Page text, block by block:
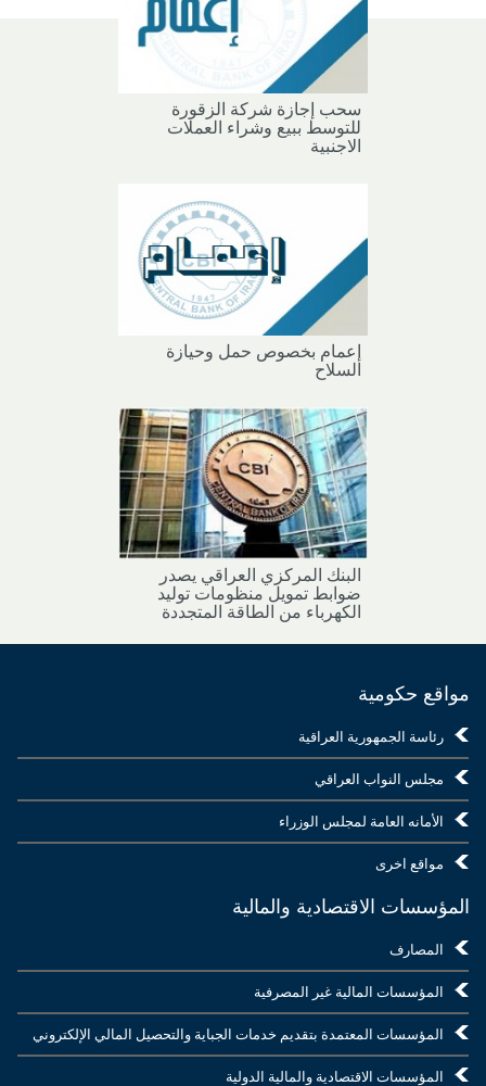
سحب إجازة شركة الزقورة
للتوسط ببيع وشراء العملات
الاجنبية
إعمام بخصوص حمل وحيازة
السلاح
البنك المركزي العراقي يصدر
ضوابط تمويل منظومات توليد
الكهرباء من الطاقة المتجددة
مواقع حكومية
رئاسة الجمهورية العراقية
مجلس النواب العراقي
الأمانه العامة لمجلس الوزراء
مواقع اخرى
المؤسسات الاقتصادية والمالية
المصارف
المؤسسات المالية غير المصرفية
المؤسسات المعتمدة بتقديم خدمات الجباية والتحصيل المالي الإلكتروني
المؤسسات الاقتصادية والمالية الدولية